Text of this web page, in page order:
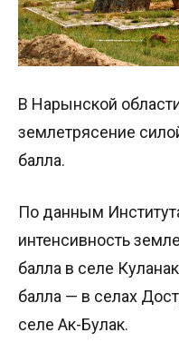
В Нарынской
землетрясение
балла.
По данным
интенсивность
балла в селе
балла — в селах
селе Ак-Булак.